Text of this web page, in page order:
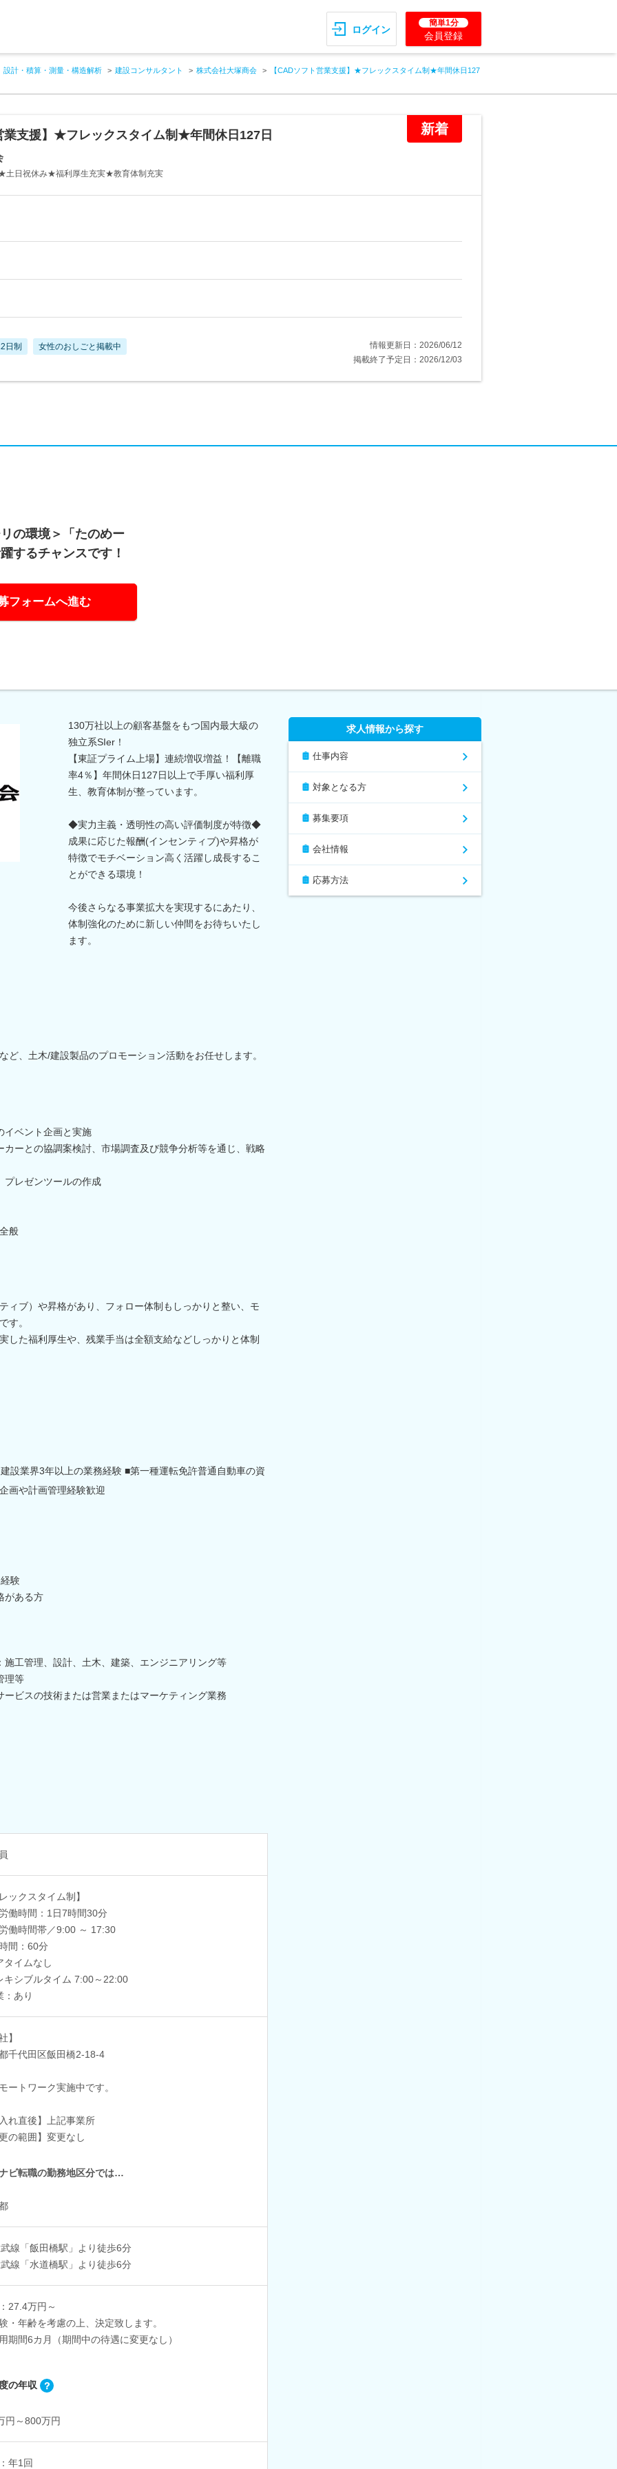
ログイン
簡単1分
会員登録
設計・積算・測量・構造解析 建設コンサルタント 株式会社大塚商会 【CADソフト営業支援】★フレックスタイム制★年間休日127
新着
業支援】★フレックスタイム制★年間休日127日
土日祝休み★福利厚生充実★教育体制充実
日制 女性のおしごと掲載中
情報更新日：2026/06/12
掲載終了予定日：2026/12/03
の環境＞「たのめー
するチャンスです！
フォームへ進む
130万社以上の顧客基盤をもつ国内最大級の
独立系SIer！
【東証プライム上場】連続増収増益！【離職
率4％】年間休日127日以上で手厚い福利厚
生、教育体制が整っています。
◆実力主義・透明性の高い評価制度が特徴◆
成果に応じた報酬(インセンティブ)や昇格が
特徴でモチベーション高く活躍し成長するこ
とができる環境！
今後さらなる事業拡大を実現するにあたり、
体制強化のために新しい仲間をお待ちいたし
ます。
ど、土木/建設製品のプロモーション活動をお任せします。
イベント企画と実施
ーとの協調案検討、市場調査及び競争分析等を通じ、戦略
プレゼンツールの作成
般
ィブ）や昇格があり、フォロー体制もしっかりと整い、モ
す。
した福利厚生や、残業手当は全額支給などしっかりと体制
設業界3年以上の業務経験 ■第一種運転免許普通自動車の資
画や計画管理経験歓迎
験
がある方
工管理、設計、土木、建築、エンジニアリング等
理等
ビスの技術または営業またはマーケティング業務
ックスタイム制】
働時間：1日7時間30分
働時間帯／9:00 ～ 17:30
間：60分
タイムなし
キシブルタイム 7:00～22:00
：あり
】
千代田区飯田橋2-18-4
ートワーク実施中です。
れ直後】上記事業所
の範囲】変更なし
ビ転職の勤務地区分では…
線「飯田橋駅」より徒歩6分
線「水道橋駅」より徒歩6分
27.4万円～
・年齢を考慮の上、決定致します。
期間6カ月（期間中の待遇に変更なし）
の年収
円～800万円
年1回
求人情報から探す
仕事内容
対象となる方
募集要項
会社情報
応募方法